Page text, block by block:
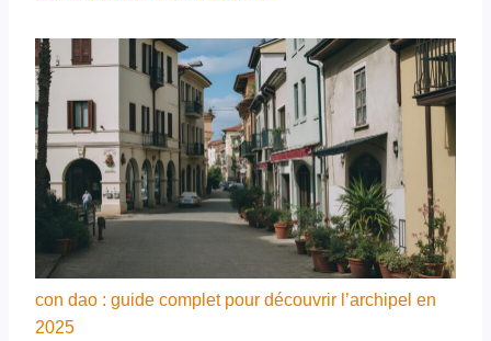
con dao : guide complet pour découvrir l’archipel en
2025